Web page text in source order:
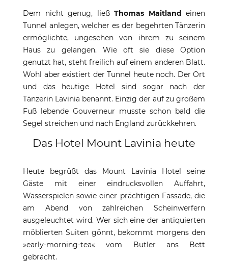
Dem nicht genug, ließ Thomas Maitland einen
Tunnel anlegen, welcher es der begehrten Tänzerin
ermöglichte, ungesehen von ihrem zu seinem
Haus zu gelangen. Wie oft sie diese Option
genutzt hat, steht freilich auf einem anderen Blatt.
Wohl aber existiert der Tunnel heute noch. Der Ort
und das heutige Hotel sind sogar nach der
Tänzerin Lavinia benannt. Einzig der auf zu großem
Fuß lebende Gouverneur musste schon bald die
Segel streichen und nach England zurückkehren.
Das Hotel Mount Lavinia heute
Heute begrüßt das Mount Lavinia Hotel seine
Gäste mit einer eindrucksvollen Auffahrt,
Wasserspielen sowie einer prächtigen Fassade, die
am Abend von zahlreichen Scheinwerfern
ausgeleuchtet wird. Wer sich eine der antiquierten
möblierten Suiten gönnt, bekommt morgens den
»early-morning-tea« vom Butler ans Bett
gebracht.